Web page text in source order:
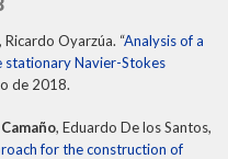
Ricardo Oyarzúa. “Analysis of a
stationary Navier-Stokes
de 2018.
, Eduardo De los Santos,
for the construction of